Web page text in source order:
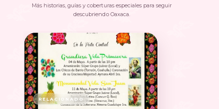
Más historias, guías y coberturas especiales para seguir
descubriendo Oaxaca.